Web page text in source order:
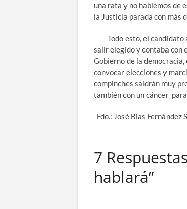
una rata y no hablemos de
la Justicia parada con más
Todo esto, el candidato a
salir elegido y contaba con
Gobierno de la
convocar elecciones y
compinches saldrán muy
también con un cáncer
Fdo.: José Blas Fernández
7
hablará”